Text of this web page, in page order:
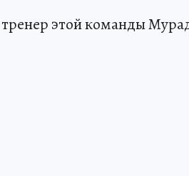
этой команды